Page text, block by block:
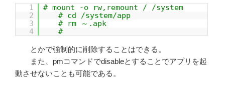
1
# mount -o rw,remount / /system
2
# cd /system/app
3
# rm ～.apk
4
#
とかで強制的に削除することはできる。
また、pmコマンドでdisableとすることでアプリを起
動させないことも可能である。